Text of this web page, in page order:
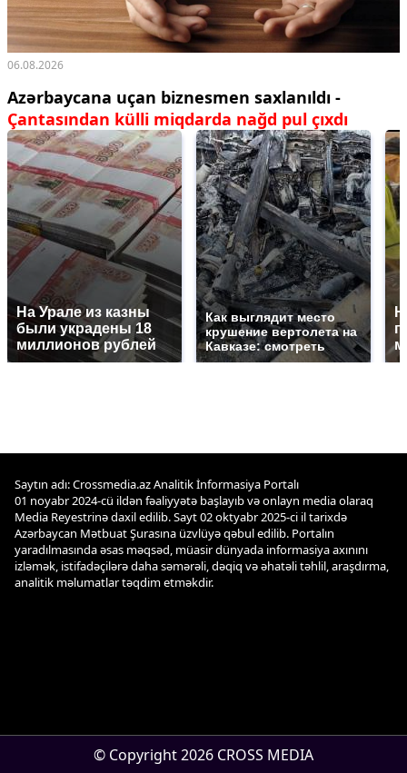
06.08.2026
Azərbaycana uçan biznesmen saxlanıldı -
Çantasından külli miqdarda nağd pul çıxdı
На Урале из казны
были украдены 18
миллионов рублей
Как выглядит место
крушение вертолета на
Кавказе: смотреть
Saytın adı: Crossmedia.az Analitik İnformasiya Portalı
01 noyabr 2024-cü ildən fəaliyyətə başlayıb və onlayn media olaraq
Media Reyestrinə daxil edilib. Sayt 02 oktyabr 2025-ci il tarixdə
Azərbaycan Mətbuat Şurasına üzvlüyə qəbul edilib. Portalın
yaradılmasında əsas məqsəd, müasir dünyada informasiya axınını
izləmək, istifadəçilərə daha səmərəli, dəqiq və əhatəli təhlil, araşdırma,
analitik məlumatlar təqdim etməkdir.
© Copyright 2026 CROSS MEDIA